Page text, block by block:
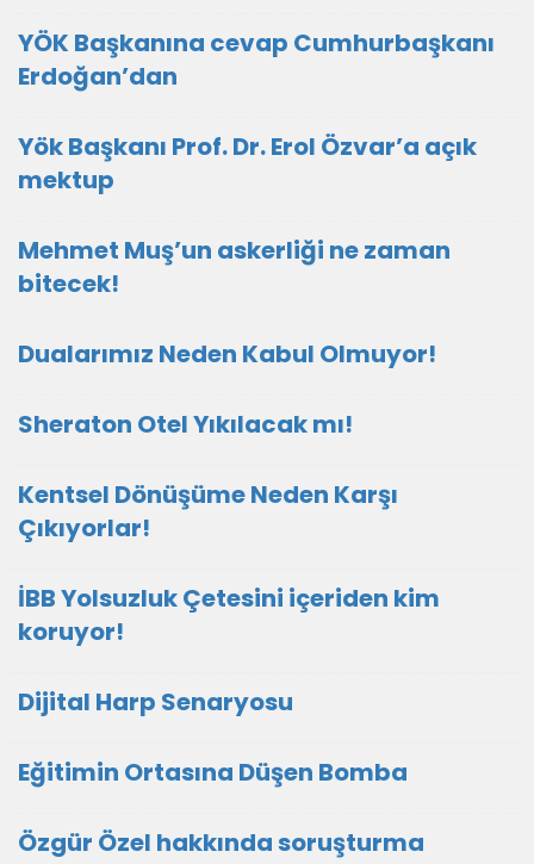
YÖK Başkanına cevap Cumhurbaşkanı
Erdoğan’dan
Yök Başkanı Prof. Dr. Erol Özvar’a açık
mektup
Mehmet Muş’un askerliği ne zaman
bitecek!
Dualarımız Neden Kabul Olmuyor!
Sheraton Otel Yıkılacak mı!
Kentsel Dönüşüme Neden Karşı
Çıkıyorlar!
İBB Yolsuzluk Çetesini içeriden kim
koruyor!
Dijital Harp Senaryosu
Eğitimin Ortasına Düşen Bomba
Özgür Özel hakkında soruşturma